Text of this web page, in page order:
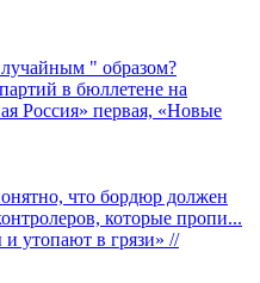
" образом?
в бюллетене на
Россия» первая, «Новые
что бордюр должен
которые пропи...
утопают в грязи» //